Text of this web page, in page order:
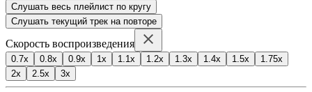
Слушать весь плейлист по кругу
Слушать текущий трек на повторе
Скорость воспроизведения
0.7x 0.8x 0.9x 1x 1.1x 1.2x 1.3x 1.4x 1.5x
1.75x
2x
2.5x 3x